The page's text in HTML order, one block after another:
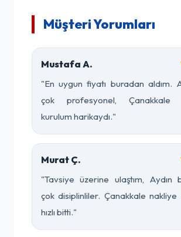
Müşteri Yorumları
Mustafa A.
"En uygun fiyatı buradan aldım.
çok profesyonel, Çanakkale
kurulum harikaydı."
Murat Ç.
"Tavsiye üzerine ulaştım, Aydın
çok disiplinliler. Çanakkale nakliye
hızlı bitti."